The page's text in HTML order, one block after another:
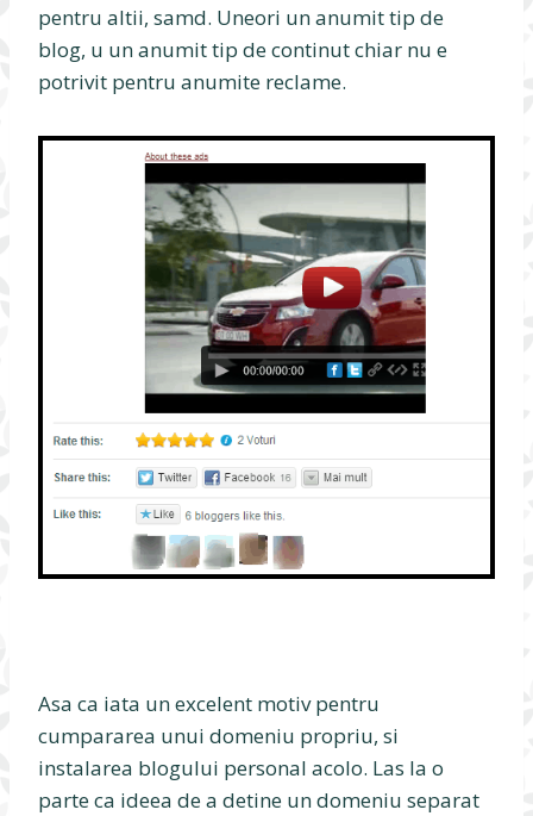
pentru altii, samd. Uneori un anumit tip de
blog, u un anumit tip de continut chiar nu e
potrivit pentru anumite reclame.
Asa ca iata un excelent motiv pentru
cumpararea unui domeniu propriu, si
instalarea blogului personal acolo. Las la o
parte ca ideea de a detine un domeniu separat